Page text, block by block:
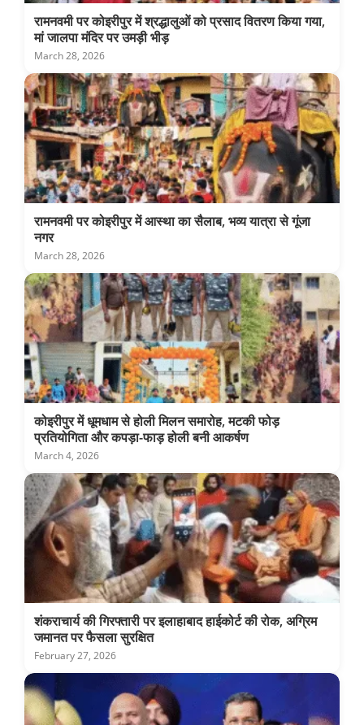
रामनवमी पर कोइरीपुर में श्रद्धालुओं को प्रसाद वितरण किया गया,
मां जालपा मंदिर पर उमड़ी भीड़
March 28, 2026
रामनवमी पर कोइरीपुर में आस्था का सैलाब, भव्य यात्रा से गूंजा
नगर
March 28, 2026
कोइरीपुर में धूमधाम से होली मिलन समारोह, मटकी फोड़
प्रतियोगिता और कपड़ा-फाड़ होली बनी आकर्षण
March 4, 2026
शंकराचार्य की गिरफ्तारी पर इलाहाबाद हाईकोर्ट की रोक, अग्रिम
जमानत पर फैसला सुरक्षित
February 27, 2026